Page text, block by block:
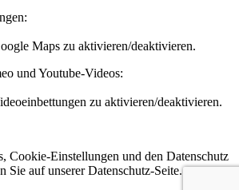
Maps zu aktivieren/deaktivieren.
und Youtube-Videos:
zu aktivieren/deaktivieren.
Cookie-Einstellungen und den Datenschutz
Sie auf unserer Datenschutz-Seite.